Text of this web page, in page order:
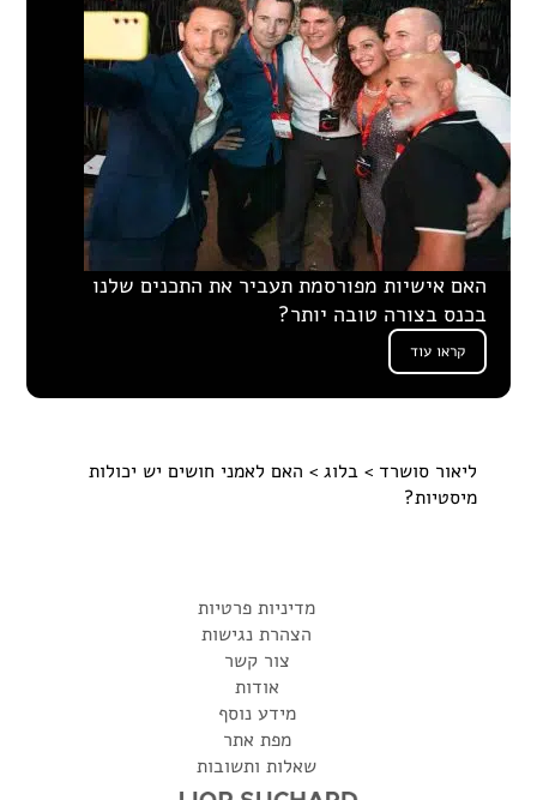
האם אישיות מפורסמת תעביר את התכנים שלנו
בכנס בצורה טובה יותר?
קראו עוד
ליאור סושרד > בלוג > האם לאמני חושים יש יכולות
מיסטיות?
מדיניות פרטיות
הצהרת נגישות
צור קשר
אודות
מידע נוסף
מפת אתר
שאלות ותשובות